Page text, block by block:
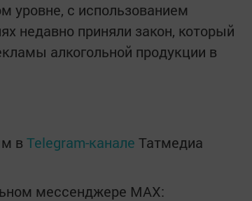
уровне, с использованием
недавно приняли закон, который
алкогольной продукции в
в Telegram-канале Татмедиа
мессенджере MАХ: